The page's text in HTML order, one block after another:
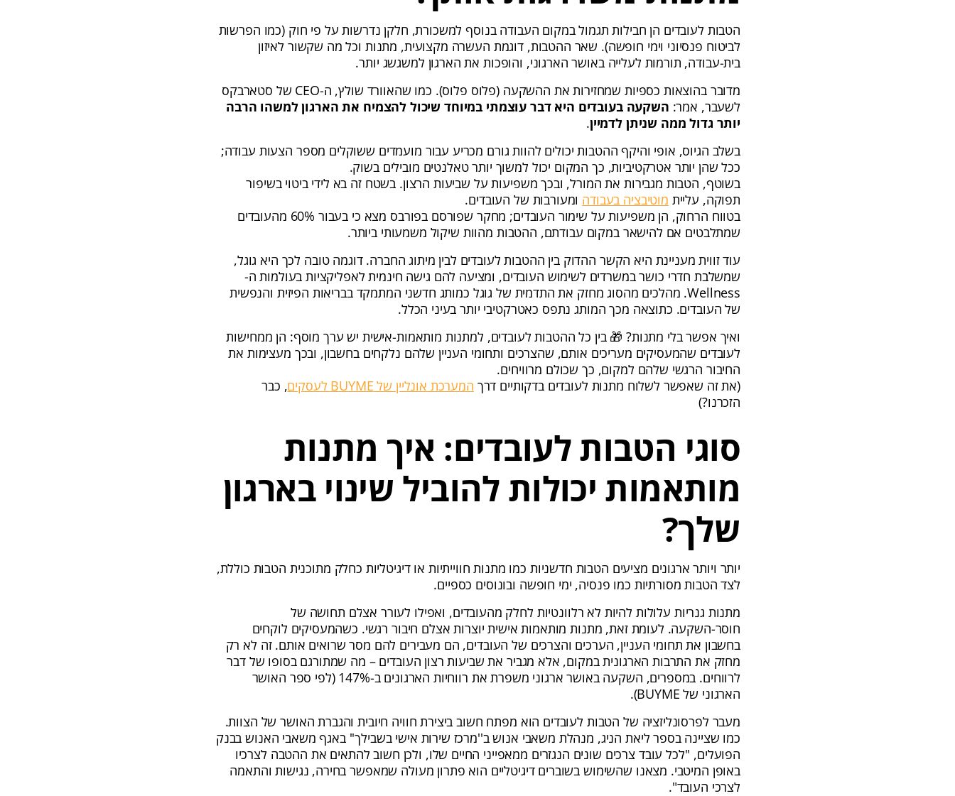
הטבות לעובדים הן חבילות תגמול במקום העבודה בנוסף למשכורת, חלקן נדרשות על פי חוק (כמו הפרשות
לביטוח פנסיוני וימי חופשה). שאר ההטבות, דוגמת העשרה מקצועית, מתנות וכל מה שקשור לאיזון
בית-עבודה, תורמות לעלייה באושר הארגוני, והופכות את הארגון למשגשג יותר.
מדובר בהוצאות כספיות שמחזירות את ההשקעה (פלוס פלוס). כמו שהאוורד שולץ, ה-CEO של סטארבקס
לשעבר, אמר: השקעה בעובדים היא דבר עוצמתי במיוחד שיכול להצמיח את הארגון למשהו הרבה
יותר גדול ממה שניתן לדמיין.
בשלב הגיוס, אופי והיקף ההטבות יכולים להוות גורם מכריע עבור מועמדים ששוקלים מספר הצעות עבודה;
ככל שהן יותר אטרקטיביות, כך המקום יכול למשוך יותר טאלנטים מובילים בשוק.
בשוטף, הטבות מגבירות את המורל, ובכך משפיעות על שביעות הרצון. בשטח זה בא לידי ביטוי בשיפור
תפוקה, עליית מוטיבציה בעבודה ומעורבות של העובדים.
בטווח הרחוק, הן משפיעות על שימור העובדים; מחקר שפורסם בפורבס מצא כי בעבור 60% מהעובדים
שמתלבטים אם להישאר במקום עבודתם, ההטבות מהוות שיקול משמעותי ביותר.
עוד זווית מעניינת היא הקשר ההדוק בין ההטבות לעובדים לבין מיתוג החברה. דוגמה טובה לכך היא גוגל,
שמשלבת חדרי כושר במשרדים לשימוש העובדים, ומציעה להם גישה חינמית לאפליקציות בעולמות ה-
Wellness. מהלכים מהסוג מחזק את התדמית של גוגל כמותג חדשני המתמקד בבריאות הפיזית והנפשית
של העובדים. כתוצאה מכך המותג נתפס כאטרקטיבי יותר בעיני הכלל.
ואיך אפשר בלי מתנות? 🎁 בין כל ההטבות לעובדים, למתנות מותאמות-אישית יש ערך מוסף: הן ממחישות
לעובדים שהמעסיקים מעריכים אותם, שהצרכים ותחומי העניין שלהם נלקחים בחשבון, ובכך מעצימות את
החיבור הרגשי שלהם למקום, כך שכולם מרוויחים.
(את זה שאפשר לשלוח מתנות לעובדים בדקותיים דרך המערכת אונליין של BUYME לעסקים
, כבר
הזכרנו?)
סוגי הטבות לעובדים: איך מתנות
מותאמות יכולות להוביל שינוי בארגון
שלך?
יותר ויותר ארגונים מציעים הטבות חדשניות כמו מתנות חווייתיות או דיגיטליות כחלק מתוכנית הטבות כוללת,
לצד הטבות מסורתיות כמו פנסיה, ימי חופשה ובונוסים כספיים.
מתנות גנריות עלולות להיות לא רלוונטיות לחלק מהעובדים, ואפילו לעורר אצלם תחושה של
חוסר-השקעה. לעומת זאת, מתנות מותאמות אישית יוצרות אצלם חיבור רגשי. כשהמעסיקים לוקחים
בחשבון את תחומי העניין, הערכים והצרכים של העובדים, הם מעבירים להם מסר שרואים אותם. זה לא רק
מחזק את התרבות הארגונית במקום, אלא מגביר את שביעות רצון העובדים – מה שמתורגם בסופו של דבר
לרווחים. במספרים, השקעה באושר ארגוני משפרת את רווחיות הארגונים ב-147% (לפי ספר האושר
הארגוני של BUYME).
מעבר לפרסונליזציה של הטבות לעובדים הוא מפתח חשוב ביצירת חוויה חיובית והגברת האושר של הצוות.
כמו שציינה בספר ליאת הניג, מנהלת משאבי אנוש ב''מרכז שירות אישי בשבילך'' באגף משאבי האנוש בבנק
הפועלים, ''לכל עובד צרכים שונים הנגזרים ממאפייני החיים שלו, ולכן חשוב להתאים את ההטבה לצרכיו
באופן המיטבי. מצאנו שהשימוש בשוברים דיגיטליים הוא פתרון מעולה שמאפשר בחירה, נגישות והתאמה
לצרכי העובד".